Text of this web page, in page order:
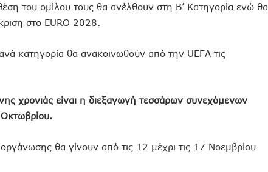
του ομίλου τους θα ανέλθουν στη Β’ Κατηγορία ενώ θα
στο EURO 2028.
κατηγορία θα ανακοινωθούν από την UEFA τις
χρονιάς είναι η διεξαγωγή τεσσάρων συνεχόμενων
θα γίνουν από τις 12 μέχρι τις 17 Νοεμβρίου